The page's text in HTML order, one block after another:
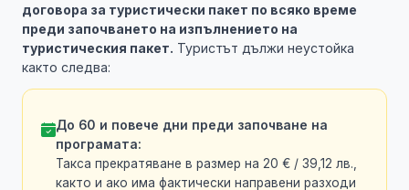
договора за туристически пакет по всяко време
преди започването на изпълнението на
туристическия пакет. Туристът дължи неустойка
както следва:
До 60 и повече дни преди започване на
програмата:
Такса прекратяване в размер на 20 € / 39,12 лв.,
както и ако има фактически направени разходи